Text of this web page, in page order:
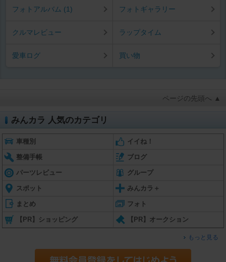
フォトアルバム (1) フォトギャラリー
クルマレビュー ラップタイム
愛車ログ 買い物
ページの先頭へ ▲
みんカラ 人気のカテゴリ
車種別 イイね！
整備手帳 ブログ
パーツレビュー グループ
スポット みんカラ＋
まとめ フォト
【PR】ショッピング 【PR】オークション
もっと見る